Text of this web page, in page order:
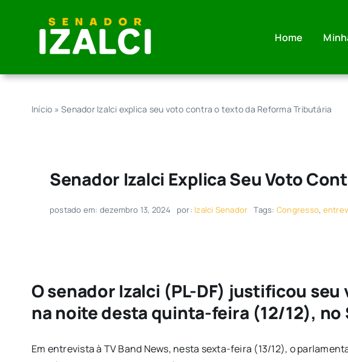
Home
Início »Senador Izalci explica seu voto contra o texto da Reforma Tributária
Senador Izalci Explica Seu Voto
postado em: dezembro 13, 2024 por: Izalci Senador Tags: Congresso,
O senador Izalci (PL-DF) justificou
na noite desta quinta-feira (12/12), no
Em entrevista à TV Band News, nesta sexta-feira (13/12), o